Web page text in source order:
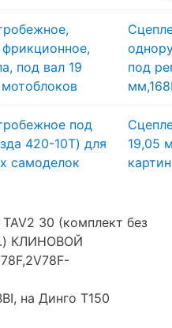
под
19,05
30 (комплект без
КЛИНОВОЙ
на Динго Т150